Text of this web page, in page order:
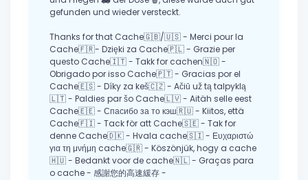
gefunden und wieder versteckt.
Thanks for that Cache🇬🇧/🇺🇸 - Merci pour la
Cache🇫🇷- Dzięki za Cache🇵🇱 - Grazie per
questo Cache🇮🇹 - Takk for cachen🇳🇴 -
Obrigado por isso Cache🇵🇹 - Gracias por el
Cache🇪🇸 - Díky za keš🇨🇿 - Ačiū už tą talpyklą
🇱🇹 - Paldies par šo Cache🇱🇻 - Aitäh selle eest
Cache🇪🇪 - Спасибо за то кэш🇷🇺 - Kiitos, että
Cache🇫🇮 - Tack för att Cache🇸🇪 - Tak for
denne Cache🇩🇰 - Hvala cache🇸🇮 - Ευχαριστώ
για τη μνήμη cache🇬🇷 - Köszönjük, hogy a cache
🇭🇺 - Bedankt voor de cache🇳🇱 - Graças para
o cache - 感謝您的高速緩存 -